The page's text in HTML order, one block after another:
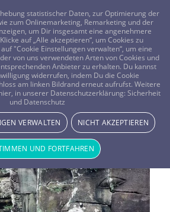
ANRUFEN: 0800-8478266
für: Indien
statistischer Daten, zur Optimierung der
zum Onlinemarketing, Remarketing und der
um Dir insgesamt eine angenehmere
auf „Alle akzeptieren“, um Cookies zu
"Cookie Einstellungen verwalten“, um eine
von uns verwendeten Arten von Cookies und
Anbieter zu erhalten. Du kannst
widerrufen, indem Du die Cookie
am linken Bildrand erneut aufrufst. Weitere
in unserer Datenschutzerklärung: Sicherheit
und Datenschutz
VERWALTEN NICHT AKZEPTIEREN
UND FORTFAHREN